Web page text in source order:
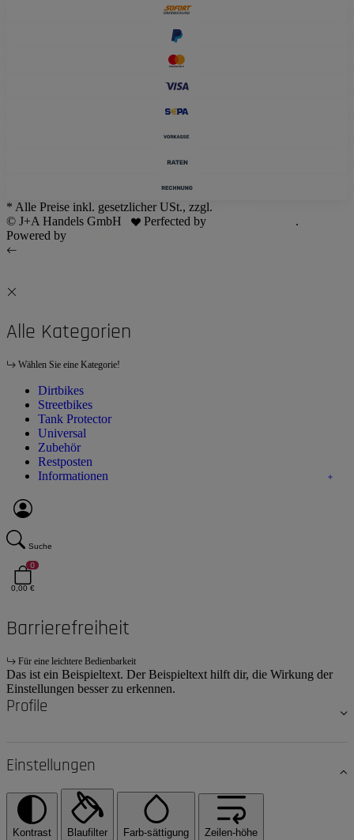
* Alle Preise inkl. gesetzlicher USt., zzgl.
© J+A Handels GmbH
Perfected by
.
Powered by
Alle Kategorien
Wählen Sie eine Kategorie!
Dirtbikes
Streetbikes
Tank Protector
Universal
Zubehör
Restposten
Informationen
Suche
0
0,00 €
Barrierefreiheit
Für eine leichtere Bedienbarkeit
Das ist ein Beispieltext. Der Beispieltext hilft dir, die Wirkung der
Einstellungen besser zu erkennen.
Profile
Einstellungen
Kontrast Blaufilter Farb-sättigung Zeilen-höhe